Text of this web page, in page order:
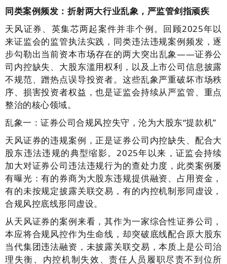
同类案例频发：折射两大行业乱象，严监管剑指顽疾
天风证券、英集芯两起案件并非个例。回顾2025年以
来证监会的监管执法实践，同类违法违规案例频发，逐
步勾勒出当前资本市场存在的两大突出乱象——证券公
司内控缺失、大股东滥用权利，以及上市公司信息披露
不规范、蹭热点误导投资者。这些乱象严重破坏市场秩
序、损害投资者权益，也是证监会持续从严监管、重点
整治的核心领域。
乱象一：证券公司合规风控失守，沦为大股东“提款机”
天风证券的违规案例，正是证券公司内控缺失、配合大
股东违法违规的典型缩影。2025年以来，证监会持续
加大对证券公司违法违规行为的查处力度，此类案例屡
有曝光：有的券商为大股东违规提供融资、占用资金，
有的未按规定披露关联交易，有的内控机制形同虚设，
合规风控底线形同虚设。
从天风证券的案例来看，其作为一家综合性证券公司，
本应将合规风控作为生命线，却突破底线配合原大股东
当代集团违法融资，未披露关联交易，本质上是公司治
理失衡、内控机制失效、责任人员履职尽责不到位所